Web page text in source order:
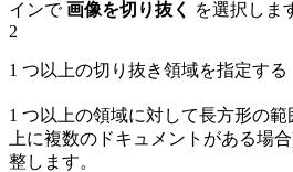
インで画像を切り抜く
を選択しま
2
1 つ以上の切り抜き領域を指定する
1 つ以上の領域に対して長方形の
上に複数のドキュメントがある場
整します。